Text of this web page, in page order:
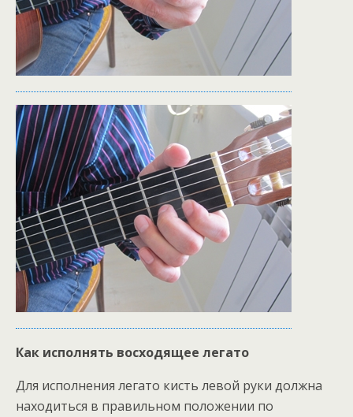
Как исполнять восходящее легато
Для исполнения легато кисть левой руки должна
находиться в правильном положении по